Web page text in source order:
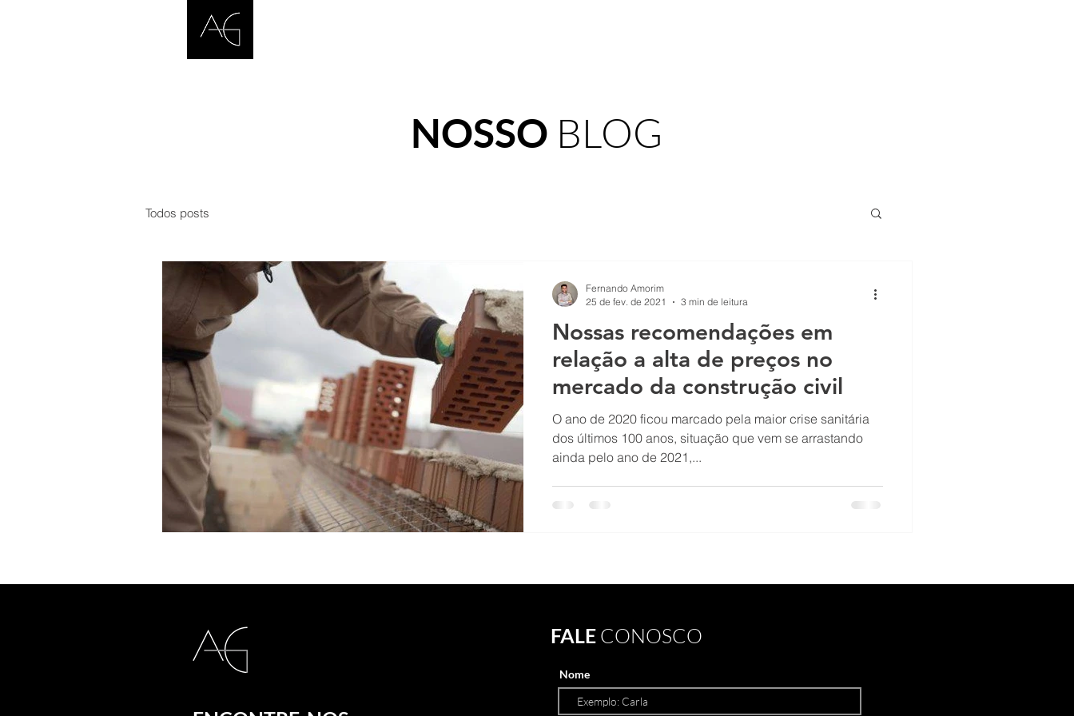
NOSSO BLOG
Todos posts
Nossas recomendações em
relação a alta de preços no
mercado da construção civil
O ano de 2020 ficou marcado pela maior crise sanitária
dos últimos 100 anos, situação que vem se arrastando
ainda pelo ano de 2021,...
Fernando Amorim
25 de fev. de 2021
3 min de leitura
FALE CONOSCO
Nome